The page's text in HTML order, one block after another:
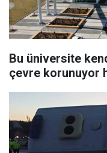
Bu üniversite
çevre korunuyor